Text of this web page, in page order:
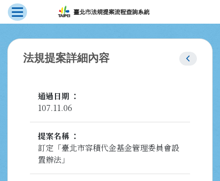
跳到主要內容
展開選單
法規提案詳細內容 chevron_left
通過日期
107.11.06
提案名稱
訂定「臺北市容積代金基金管理委員會設
置辦法」